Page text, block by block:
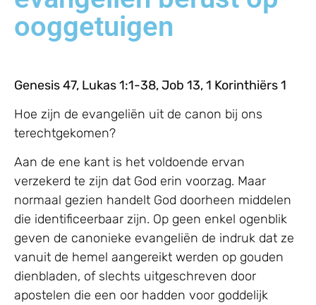
ooggetuigen
Genesis 47, Lukas 1:1-38, Job 13, 1 Korinthiërs 1
Hoe zijn de evangeliën uit de canon bij ons
terechtgekomen?
Aan de ene kant is het voldoende ervan
verzekerd te zijn dat God erin voorzag. Maar
normaal gezien handelt God doorheen middelen
die identificeerbaar zijn. Op geen enkel ogenblik
geven de canonieke evangeliën de indruk dat ze
vanuit de hemel aangereikt werden op gouden
dienbladen, of slechts uitgeschreven door
apostelen die een oor hadden voor goddelijk